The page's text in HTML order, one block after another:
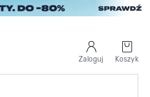
Zaloguj Koszyk